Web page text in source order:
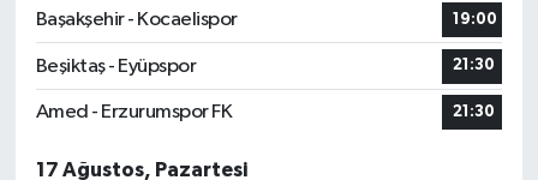
Başakşehir - Kocaelispor
19:00
Beşiktaş - Eyüpspor 21:30
Amed - Erzurumspor FK 21:30
17 Ağustos, Pazartesi